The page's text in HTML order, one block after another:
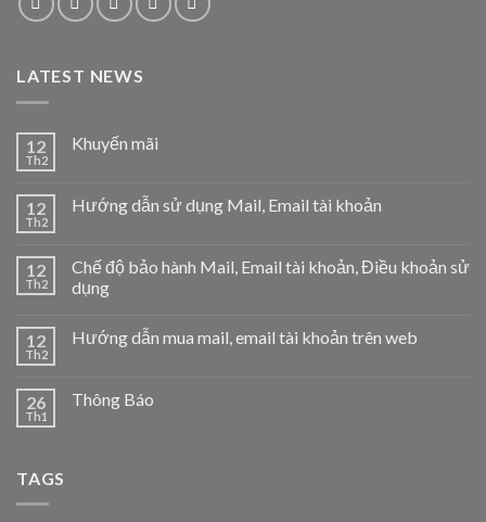
LATEST NEWS
12
Th2
Khuyến mãi
12
Th2
Hướng dẫn sử dụng Mail, Email tài khoản
12
Th2
Chế độ bảo hành Mail, Email tài khoản, Điều khoản sử
dụng
12
Th2
Hướng dẫn mua mail, email tài khoản trên web
26
Th1
Thông Báo
TAGS